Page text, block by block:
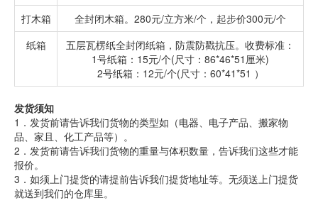
打木箱
全封闭木箱。280元/立方米/个，起步价300元/个
纸箱
五层瓦楞纸全封闭纸箱，防震防戳抗压。收费标准：
1号纸箱：15元/个(尺寸：86*46*51厘米)
2号纸箱：12元/个(尺寸：60*41*51 ）
发货须知
1．发货前请告诉我们货物的类型如（电器、电子产品、搬家物
品、家且、化工产品等）。
2．发货前请告诉我们货物的重量与体积数量，告诉我们这些才能
报价。
3．如须上门提货的请提前告诉我们提货地址等。无须送上门提货
就送到我们的仓库里。